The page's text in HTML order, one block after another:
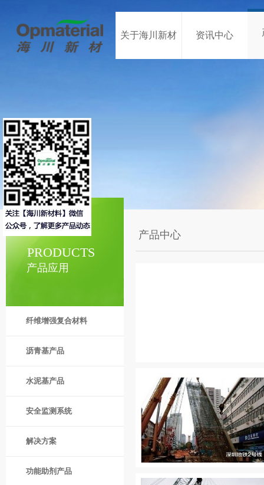
关于海川新材 资讯中心
产品应用
PRODUCTS
纤维增强复合材料
沥青基产品
水泥基产品
安全监测系统
解决方案
功能助剂产品
产品中心